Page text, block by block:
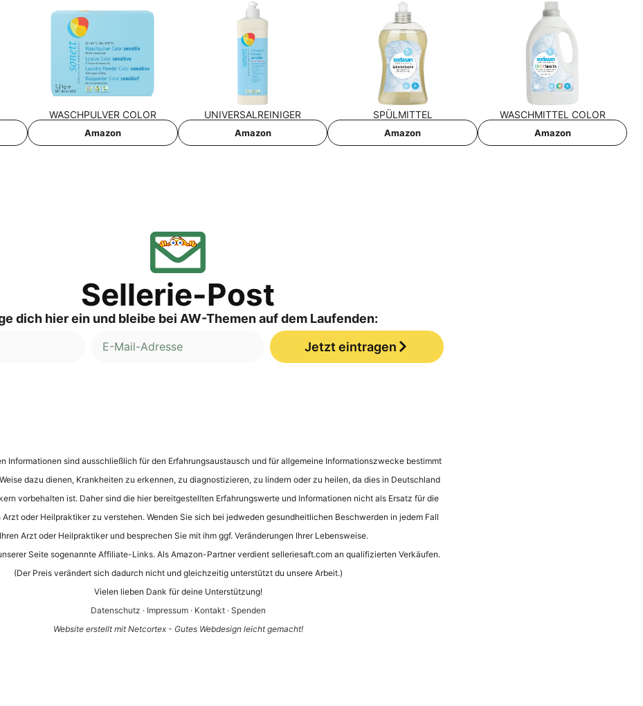
WASCH­PUL­VER COLOR
Ama­zon
UNI­VER­SAL­REI­NI­GER
Ama­zon
SPÜL­MIT­TEL
Ama­zon
WASCH­MIT­TEL COLOR
Ama­zon
Sellerie-Post
dich hier ein und bleibe bei AW-Themen auf dem Laufenden:
Jetzt eintragen
Informationen sind ausschließlich für den Erfahrungsaustausch und für allgemeine Informationszwecke bestimmt
dazu dienen, Krankheiten zu erkennen, zu diagnostizieren, zu lindern oder zu heilen, da dies in Deutschland
vorbehalten ist. Daher sind die hier bereitgestellten Erfahrungswerte und Informationen nicht als Ersatz für die
Arzt oder Heilpraktiker zu verstehen. Wenden Sie sich bei jedweden gesundheitlichen Beschwerden in jedem Fall
Arzt oder Heilpraktiker und besprechen Sie mit ihm ggf. Veränderungen Ihrer Lebensweise.
Seite sogenannte Affiliate-Links. Als Amazon-Partner verdient selleriesaft.com an qualifizierten Verkäufen.
(Der Preis verändert sich dadurch nicht und gleichzeitig unterstützt du unsere Arbeit.)
Vielen lieben Dank für deine Unterstützung!
Datenschutz · Impressum· Kontakt· Spenden
Website erstellt mit Netcortex - Gutes Webdesign leicht gemacht!